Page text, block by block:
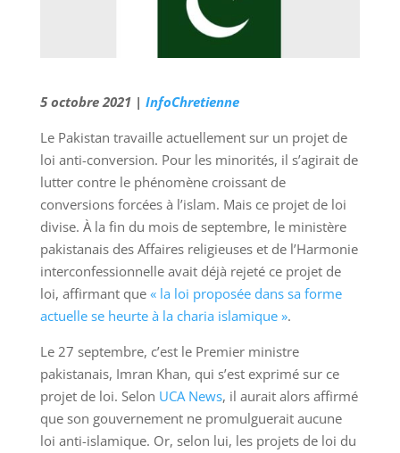
5 octobre 2021 | InfoChretienne
Le Pakistan travaille actuellement sur un projet de
loi anti-conversion. Pour les minorités, il s’agirait de
lutter contre le phénomène croissant de
conversions forcées à l’islam. Mais ce projet de loi
divise. À la fin du mois de septembre, le ministère
pakistanais des Affaires religieuses et de l’Harmonie
interconfessionnelle avait déjà rejeté ce projet de
loi, affirmant que « la loi proposée dans sa forme
actuelle se heurte à la charia islamique ».
Le 27 septembre, c’est le Premier ministre
pakistanais, Imran Khan, qui s’est exprimé sur ce
projet de loi. Selon UCA News, il aurait alors affirmé
que son gouvernement ne promulguerait aucune
loi anti-islamique. Or, selon lui, les projets de loi du